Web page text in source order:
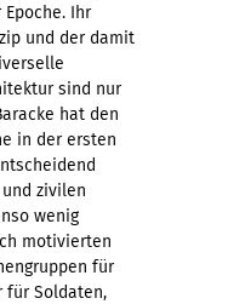
Ihr
und der damit
sind nur
hat den
in der ersten
zivilen
wenig
motivierten
für
für Soldaten,